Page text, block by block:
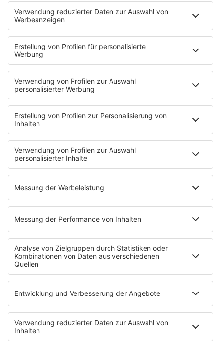
PODCASTS
Zufall: Wenn ein Moment alles verändert
Küsten-Köppe mit Frank Bremser
Blaulicht. Der Helfer-Podcast
Neues von der Märchenküste
Störche-Schnack. Der Holstein Kiel-Podcast
Politik verstehen... Der R.SH-Podcast mit Carsten Kock!
Jahrhundertgeschichten
Die R.SH Gemeindesongs
Der R.SH Telefonschreck
Familienfuchs: Der Erziehungspodcast
Schlank und Gesund mit Patric Heizmann
Brave & One: Der Beziehungs-Podcast
ShoreTime: Der Küstenschnack
Der Barbara Schöneberger-Podcast: Mit den Waffeln
einer Frau
MEIN R.SH
Empfang
R.SH-Shop
Werbung buchen
Häufige Fragen
Jobs bei R.SH
INFORMATION